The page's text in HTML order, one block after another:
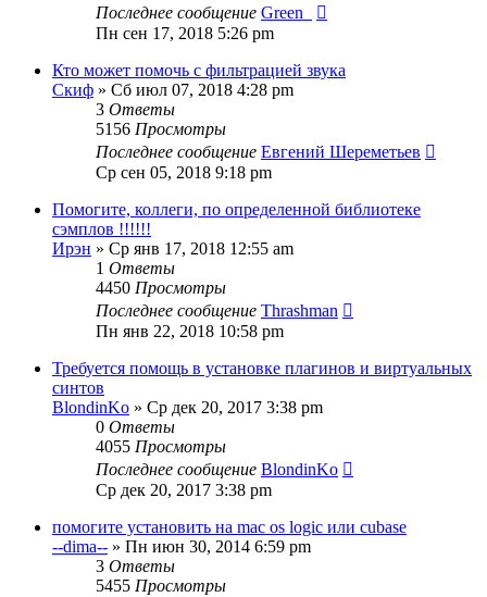
Последнее сообщение Green_
Пн сен 17, 2018 5:26 pm
Кто может помочь с фильтрацией звука
Скиф » Сб июл 07, 2018 4:28 pm
3 Ответы
5156 Просмотры
Последнее сообщение Евгений Шереметьев
Ср сен 05, 2018 9:18 pm
Помогите, коллеги, по определенной библиотеке
сэмплов !!!!!!
Ирэн » Ср янв 17, 2018 12:55 am
1 Ответы
4450 Просмотры
Последнее сообщение Thrashman
Пн янв 22, 2018 10:58 pm
Требуется помощь в установке плагинов и виртуальных
синтов
BlondinKo » Ср дек 20, 2017 3:38 pm
0 Ответы
4055 Просмотры
Последнее сообщение BlondinKo
Ср дек 20, 2017 3:38 pm
помогите установить на mac os logic или cubase
--dima-- » Пн июн 30, 2014 6:59 pm
3 Ответы
5455 Просмотры